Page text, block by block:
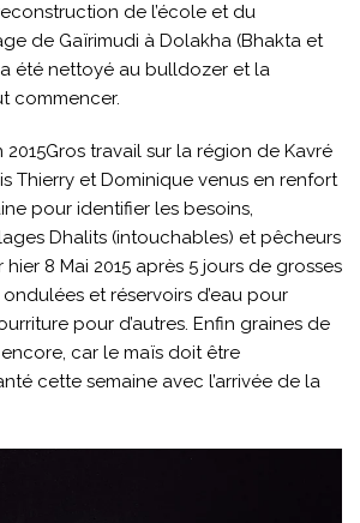
de l’école et du
de Gaïrimudi à Dolakha (Bhakta et
a été nettoyé au bulldozer et la
commencer.
2015Gros travail sur la région de Kavré
Thierry et Dominique venus en renfort
pour identifier les besoins,
Dhalits (intouchables) et pêcheurs
8 Mai 2015 après 5 jours de grosses
et réservoirs d’eau pour
pour d’autres. Enfin graines de
car le maïs doit être
cette semaine avec l’arrivée de la